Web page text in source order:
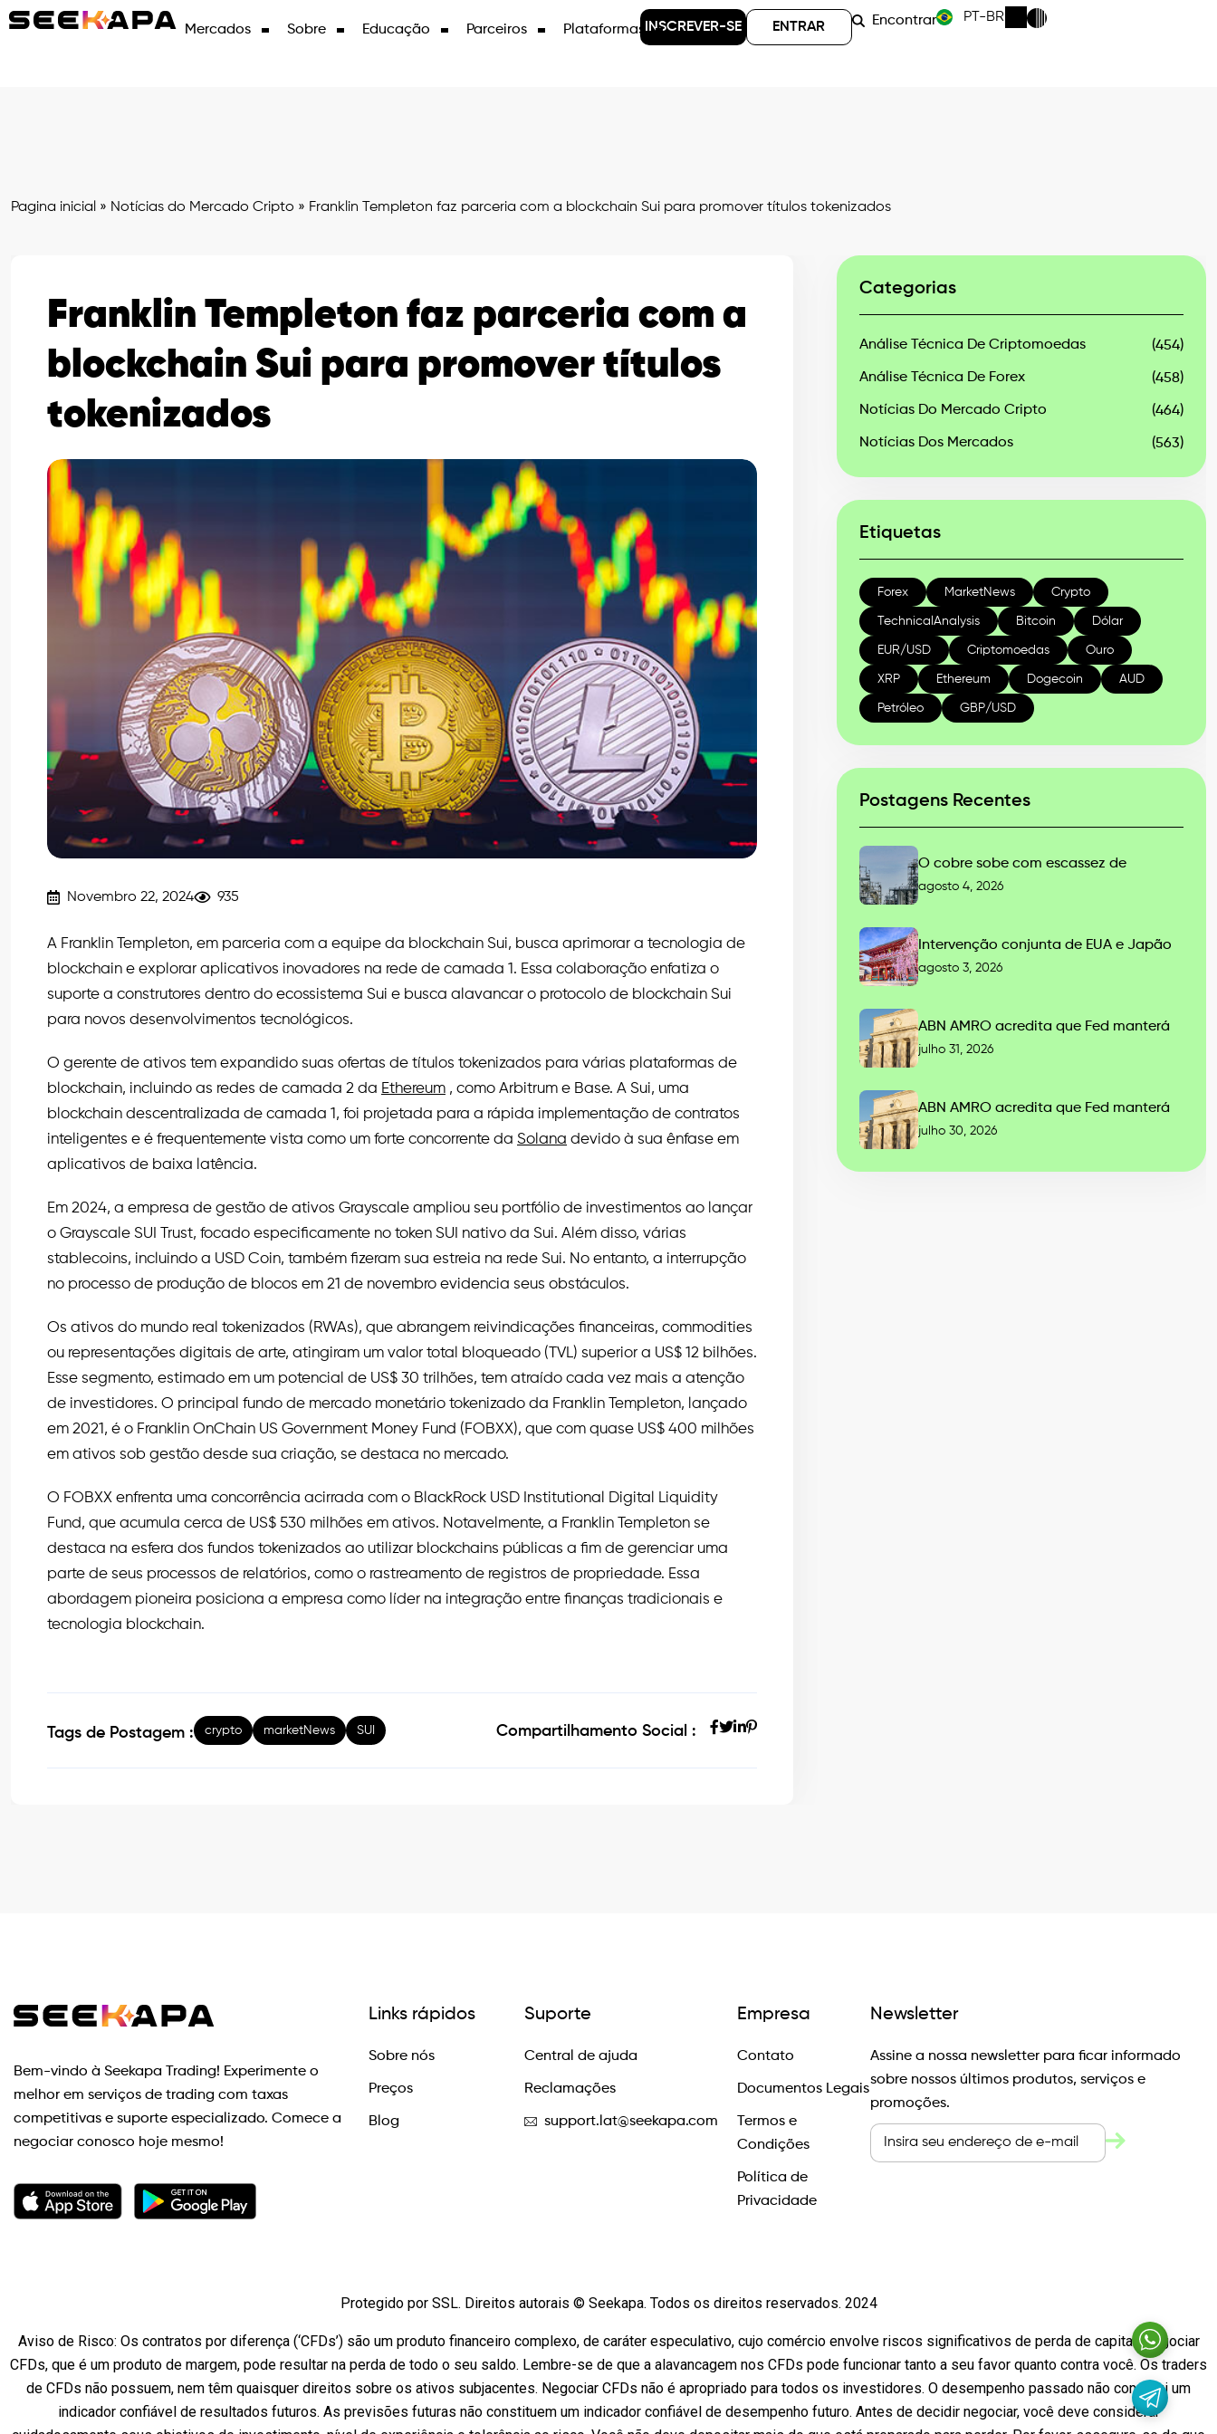
Mercados Sobre Educação Parceiros Plataformas INSCREVER-SE ENTRAR Encontrar PT-BR
Pagina inicial » Notícias do Mercado Cripto » Franklin Templeton faz parceria com a blockchain Sui para promover títulos tokenizados
Franklin Templeton faz parceria com a
blockchain Sui para promover títulos
tokenizados
Novembro 22, 2024 935
A Franklin Templeton, em parceria com a equipe da blockchain Sui, busca aprimorar a tecnologia de
blockchain e explorar aplicativos inovadores na rede de camada 1. Essa colaboração enfatiza o
suporte a construtores dentro do ecossistema Sui e busca alavancar o protocolo de blockchain Sui
para novos desenvolvimentos tecnológicos.
O gerente de ativos tem expandido suas ofertas de títulos tokenizados para várias plataformas de
blockchain, incluindo as redes de camada 2 da Ethereum , como Arbitrum e Base. A Sui, uma
blockchain descentralizada de camada 1, foi projetada para a rápida implementação de contratos
inteligentes e é frequentemente vista como um forte concorrente da Solana devido à sua ênfase em
aplicativos de baixa latência.
Em 2024, a empresa de gestão de ativos Grayscale ampliou seu portfólio de investimentos ao lançar
o Grayscale SUI Trust, focado especificamente no token SUI nativo da Sui. Além disso, várias
stablecoins, incluindo a USD Coin, também fizeram sua estreia na rede Sui. No entanto, a interrupção
no processo de produção de blocos em 21 de novembro evidencia seus obstáculos.
Os ativos do mundo real tokenizados (RWAs), que abrangem reivindicações financeiras, commodities
ou representações digitais de arte, atingiram um valor total bloqueado (TVL) superior a US$ 12 bilhões.
Esse segmento, estimado em um potencial de US$ 30 trilhões, tem atraído cada vez mais a atenção
de investidores. O principal fundo de mercado monetário tokenizado da Franklin Templeton, lançado
em 2021, é o Franklin OnChain US Government Money Fund (FOBXX), que com quase US$ 400 milhões
em ativos sob gestão desde sua criação, se destaca no mercado.
O FOBXX enfrenta uma concorrência acirrada com o BlackRock USD Institutional Digital Liquidity
Fund, que acumula cerca de US$ 530 milhões em ativos. Notavelmente, a Franklin Templeton se
destaca na esfera dos fundos tokenizados ao utilizar blockchains públicas a fim de gerenciar uma
parte de seus processos de relatórios, como o rastreamento de registros de propriedade. Essa
abordagem pioneira posiciona a empresa como líder na integração entre finanças tradicionais e
tecnologia blockchain.
Tags de Postagem : crypto marketNews SUI Compartilhamento Social :
Categorias
Análise Técnica De Criptomoedas (454)
Análise Técnica De Forex (458)
Notícias Do Mercado Cripto (464)
Notícias Dos Mercados (563)
Etiquetas
Forex MarketNews Crypto
TechnicalAnalysis Bitcoin Dólar
EUR/USD Criptomoedas Ouro
XRP Ethereum Dogecoin AUD
Petróleo GBP/USD
Postagens Recentes
O cobre sobe com escassez de
agosto 4, 2026
Intervenção conjunta de EUA e Japão
agosto 3, 2026
ABN AMRO acredita que Fed manterá
julho 31, 2026
ABN AMRO acredita que Fed manterá
julho 30, 2026
Bem-vindo à Seekapa Trading! Experimente o
melhor em serviços de trading com taxas
competitivas e suporte especializado. Comece a
negociar conosco hoje mesmo!
Links rápidos
Sobre nós
Preços
Blog
Suporte
Central de ajuda
Reclamações
support.lat@seekapa.com
Empresa
Contato
Documentos Legais
Termos e
Condições
Política de
Privacidade
Newsletter
Assine a nossa newsletter para ficar informado
sobre nossos últimos produtos, serviços e
promoções.
Protegido por SSL. Direitos autorais © Seekapa. Todos os direitos reservados. 2024
Aviso de Risco: Os contratos por diferença (‘CFDs’) são um produto financeiro complexo, de caráter especulativo, cujo comércio envolve riscos significativos de perda de capital. Negociar
CFDs, que é um produto de margem, pode resultar na perda de todo o seu saldo. Lembre-se de que a alavancagem nos CFDs pode funcionar tanto a seu favor quanto contra você. Os traders
de CFDs não possuem, nem têm quaisquer direitos sobre os ativos subjacentes. Negociar CFDs não é apropriado para todos os investidores. O desempenho passado não constitui um
indicador confiável de resultados futuros. As previsões futuras não constituem um indicador confiável de desempenho futuro. Antes de decidir negociar, você deve considerar